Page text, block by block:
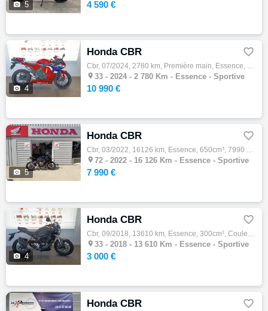
 5 4 590 €
 4
Honda CBR 
Cbr, 07/2024, 2780 km, Première main, Essence, 600cm³, Couleur rouge, 10990 € Equipements : Votre concessionnaire Honda New Bike à Mérignac…
 33 - 2024 - 2 780 Km - Essence - Sportive
10 990 €
 5
Honda CBR 
Cbr, 03/2022, 16126 km, Essence, 650cm³, 7990 € Equipements : HONDA CBR 650 R A2 BIKEPARC72 VOUS PROPOSE UNE MAGNIFIQUE HONDA CBR 650 R DE …
 72 - 2022 - 16 126 Km - Essence - Sportive
7 990 €
 4
Honda CBR 
Cbr, 09/2018, 13610 km, Essence, 300cm³, Couleur noir, 3000 € Equipements : Votre concessionnaire Honda New Bike à Mérignac, vous propose :…
 33 - 2018 - 13 610 Km - Essence - Sportive
3 000 €
Honda CBR 